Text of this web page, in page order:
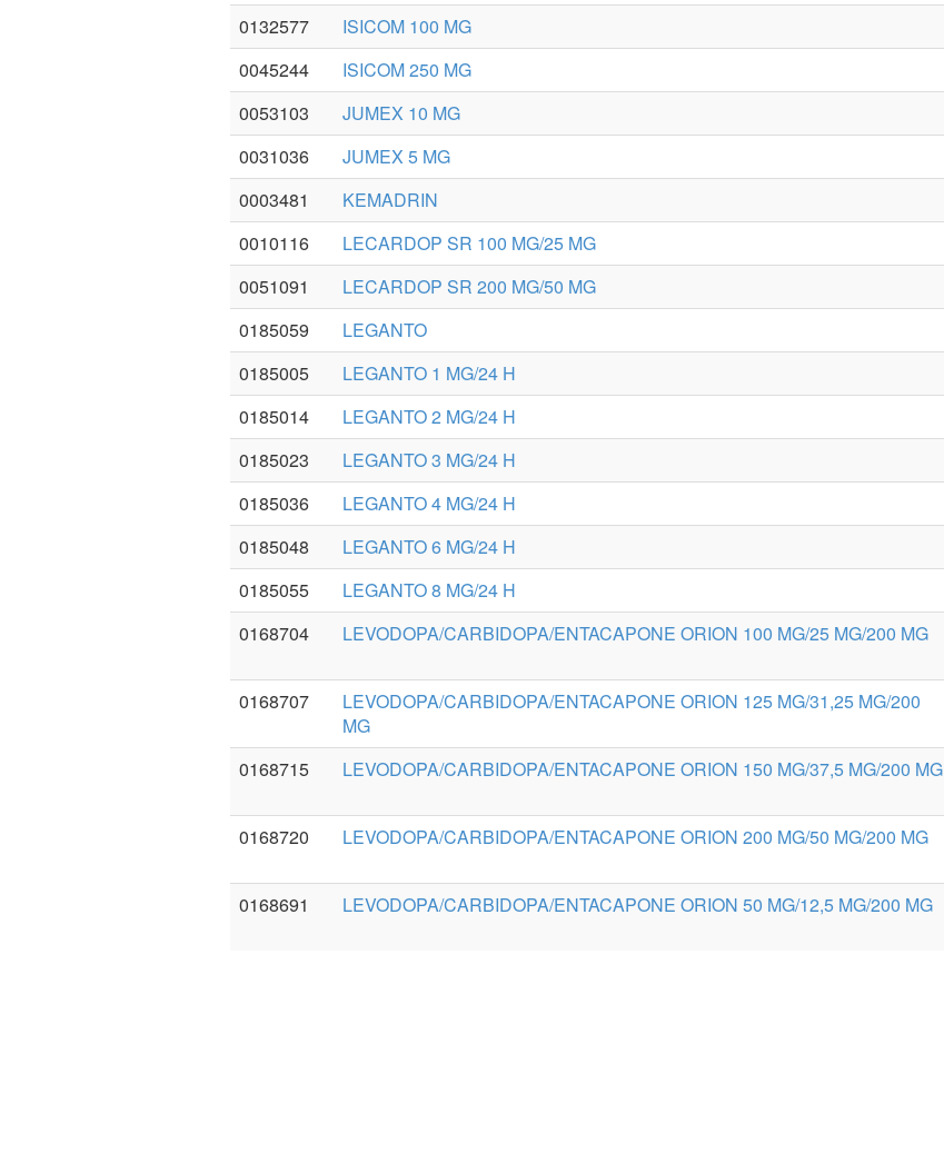
0132577
ISICOM 100 MG
0045244
ISICOM 250 MG
0053103
JUMEX 10 MG
0031036
JUMEX 5 MG
0003481
KEMADRIN
0010116
LECARDOP SR 100 MG/25 MG
0051091
LECARDOP SR 200 MG/50 MG
0185059
LEGANTO
0185005
LEGANTO 1 MG/24 H
0185014
LEGANTO 2 MG/24 H
0185023
LEGANTO 3 MG/24 H
0185036
LEGANTO 4 MG/24 H
0185048
LEGANTO 6 MG/24 H
0185055
LEGANTO 8 MG/24 H
0168704
LEVODOPA/CARBIDOPA/ENTACAPONE ORION 100 MG/25 MG/200 MG
0168707
LEVODOPA/CARBIDOPA/ENTACAPONE ORION 125 MG/31,25 MG/200
MG
0168715
LEVODOPA/CARBIDOPA/ENTACAPONE ORION 150 MG/37,5 MG/200 MG
0168720
LEVODOPA/CARBIDOPA/ENTACAPONE ORION 200 MG/50 MG/200 MG
0168691
LEVODOPA/CARBIDOPA/ENTACAPONE ORION 50 MG/12,5 MG/200 MG